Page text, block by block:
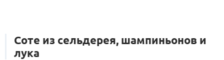
Соте из сельдерея, шампиньонов и
лука